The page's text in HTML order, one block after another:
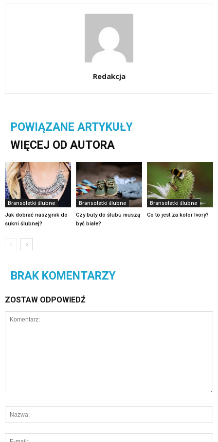
Redakcja
POWIĄZANE ARTYKUŁY
WIĘCEJ OD AUTORA
Bransoletki ślubne
Jak dobrać naszyjnik do
sukni ślubnej?
Bransoletki ślubne
Czy buty do ślubu muszą
być białe?
Bransoletki ślubne
Co to jest za kolor Ivory?
BRAK KOMENTARZY
ZOSTAW ODPOWIEDŹ